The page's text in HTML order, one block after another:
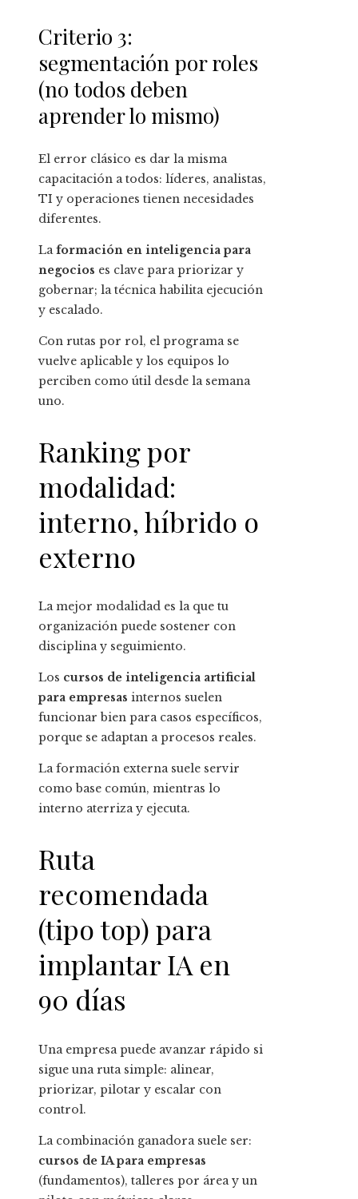
Criterio 3:
segmentación por roles
(no todos deben
aprender lo mismo)
El error clásico es dar la misma
capacitación a todos: líderes, analistas,
TI y operaciones tienen necesidades
diferentes.
Laformación en inteligencia para
negocios es clave para priorizar y
gobernar; la técnica habilita ejecución
y escalado.
Con rutas por rol, el programa se
vuelve aplicable y los equipos lo
perciben como útil desde la semana
uno.
Ranking por
modalidad:
interno, híbrido o
externo
La mejor modalidad es la que tu
organización puede sostener con
disciplina y seguimiento.
Los cursos de inteligencia artificial
para empresas internos suelen
funcionar bien para casos específicos,
porque se adaptan a procesos reales.
La formación externa suele servir
como base común, mientras lo
interno aterriza y ejecuta.
Ruta
recomendada
(tipo top) para
implantar IA en
90 días
Una empresa puede avanzar rápido si
sigue una ruta simple: alinear,
priorizar, pilotar y escalar con
control.
La combinación ganadora suele ser:
cursos de IA para empresas
(fundamentos), talleres por área y un